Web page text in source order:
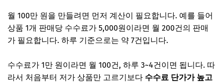
월 100만 원을 만들려면 먼저 계산이 필요합니다. 예를 들어
상품 1개 판매당 수수료가 5,000원이라면 월 200건의 판매
가 필요합니다. 하루 기준으로는 약 7건입니다.
수수료가 1만 원이라면 월 100건, 하루 3~4건이면 됩니다. 따
라서 처음부터 저가 상품만 고르기보다 수수료 단가가 높고